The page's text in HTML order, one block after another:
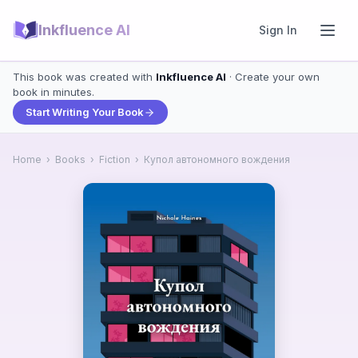
Inkfluence AI Sign In
This book was created with Inkfluence AI · Create your own
book in minutes.
Start Writing Your Book
Home › Books › Fiction › Купол автономного вождения